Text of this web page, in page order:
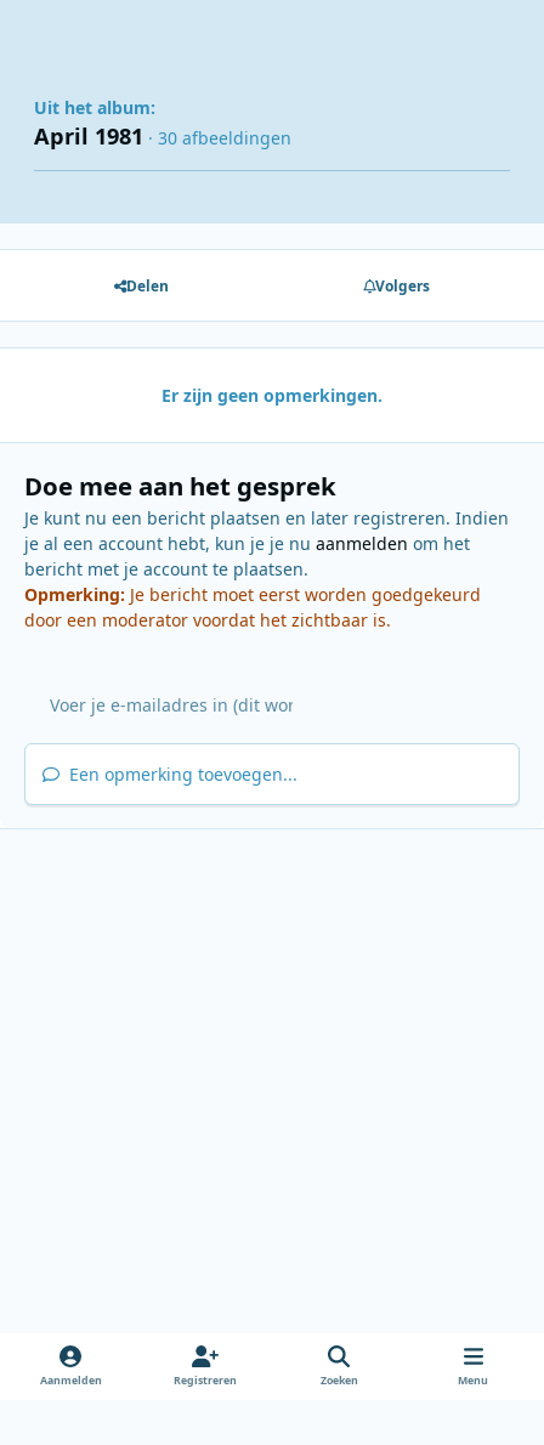
Uit het album:
April 1981 · 30 afbeeldingen
Delen Volgers
Er zijn geen opmerkingen.
Doe mee aan het gesprek
Je kunt nu een bericht plaatsen en later registreren. Indien
je al een account hebt, kun je je nu aanmelden om het
bericht met je account te plaatsen.
Opmerking: Je bericht moet eerst worden goedgekeurd
door een moderator voordat het zichtbaar is.
Een opmerking toevoegen...
Aanmelden Registreren Zoeken Menu